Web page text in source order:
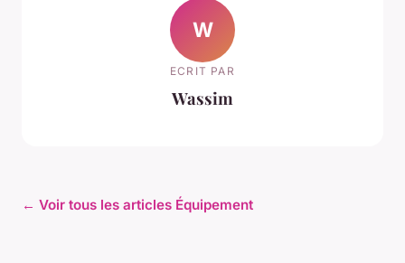
W
ECRIT PAR
Wassim
← Voir tous les articles Équipement